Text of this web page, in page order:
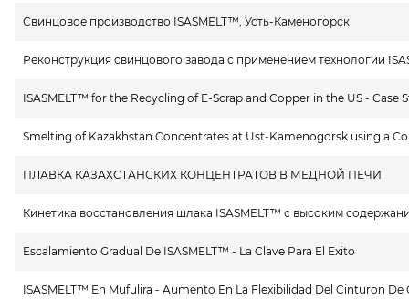
Свинцовое производство ISASMELT™, Усть-Каменогорск
Реконструкция свинцового завода с применением технологии
ISASMELT™ for the Recycling of E-Scrap and Copper in the US -
Smelting of Kazakhstan Concentrates at Ust-Kamenogorsk using a
ПЛАВКА КАЗАХСТАНСКИХ КОНЦЕНТРАТОВ В МЕДНОЙ ПЕЧИ
Кинетика восстановления шлака ISASMELT™ с высоким
Escalamiento Gradual De ISASMELT™ - La Clave Para El Exito
ISASMELT™ En Mufulira - Aumento En La Flexibilidad Del Cinturon De